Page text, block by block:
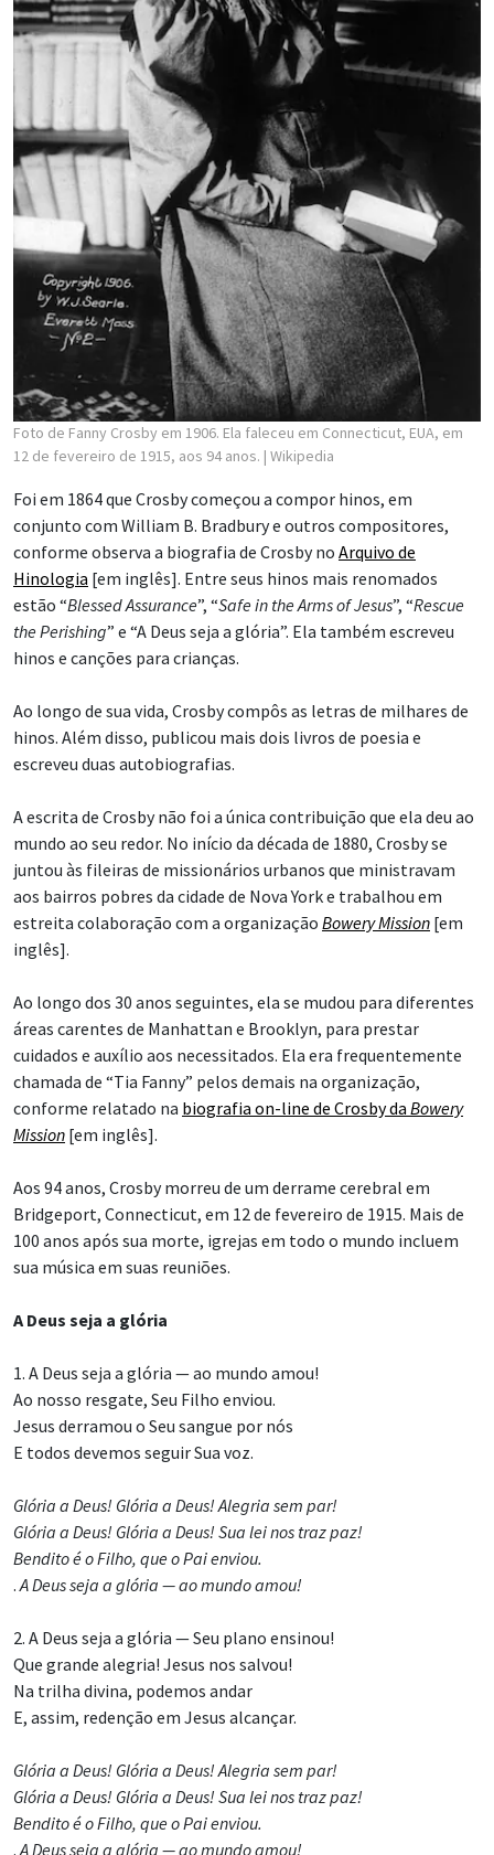
Foto de Fanny Crosby em 1906. Ela faleceu em Connecticut, EUA, em
12 de fevereiro de 1915, aos 94 anos. | Wikipedia
Foi em 1864 que Crosby começou a compor hinos, em
conjunto com William B. Bradbury e outros compositores,
conforme observa a biografia de Crosby no Arquivo de
Hinologia [em inglês]. Entre seus hinos mais renomados
estão “Blessed Assurance”, “Safe in the Arms of Jesus”, “Rescue
the Perishing” e “A Deus seja a glória”. Ela também escreveu
hinos e canções para crianças.
Ao longo de sua vida, Crosby compôs as letras de milhares de
hinos. Além disso, publicou mais dois livros de poesia e
escreveu duas autobiografias.
A escrita de Crosby não foi a única contribuição que ela deu ao
mundo ao seu redor. No início da década de 1880, Crosby se
juntou às fileiras de missionários urbanos que ministravam
aos bairros pobres da cidade de Nova York e trabalhou em
estreita colaboração com a organização Bowery Mission [em
inglês].
Ao longo dos 30 anos seguintes, ela se mudou para diferentes
áreas carentes de Manhattan e Brooklyn, para prestar
cuidados e auxílio aos necessitados. Ela era frequentemente
chamada de “Tia Fanny” pelos demais na organização,
conforme relatado na biografia on-line de Crosby da Bowery
Mission [em inglês].
Aos 94 anos, Crosby morreu de um derrame cerebral em
Bridgeport, Connecticut, em 12 de fevereiro de 1915. Mais de
100 anos após sua morte, igrejas em todo o mundo incluem
sua música em suas reuniões.
A Deus seja a glória
1. A Deus seja a glória — ao mundo amou!
Ao nosso resgate, Seu Filho enviou.
Jesus derramou o Seu sangue por nós
E todos devemos seguir Sua voz.
Glória a Deus! Glória a Deus! Alegria sem par!
Glória a Deus! Glória a Deus! Sua lei nos traz paz!
Bendito é o Filho, que o Pai enviou.
. A Deus seja a glória — ao mundo amou!
2. A Deus seja a glória — Seu plano ensinou!
Que grande alegria! Jesus nos salvou!
Na trilha divina, podemos andar
E, assim, redenção em Jesus alcançar.
Glória a Deus! Glória a Deus! Alegria sem par!
Glória a Deus! Glória a Deus! Sua lei nos traz paz!
Bendito é o Filho, que o Pai enviou.
. A Deus seja a glória — ao mundo amou!